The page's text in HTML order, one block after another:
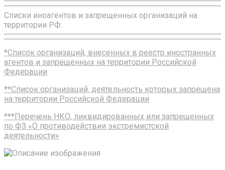
Списки иноагентов и запрещенных организаций на
территории РФ:
*Список организаций, внесенных в реестр иностранных
агентов и запрещенных на территории Российской
Федерации
**Список организаций, деятельность которых запрещена
на территории Российской Федерации
***Перечень НКО, ликвидированных или запрещенных
по ФЗ «О противодействии экстремистской
деятельности»